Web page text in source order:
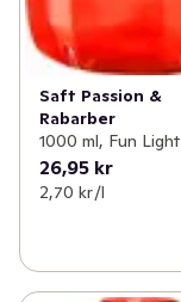
Saft Passion &
Rabarber
1000 ml, Fun Light
26,95 kr
2,70 kr /l